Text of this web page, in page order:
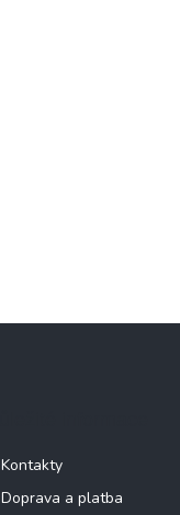
Kontakty
Doprava a platba